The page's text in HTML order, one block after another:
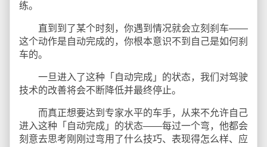
练。
直到到了某个时刻，你遇到情况就会立刻刹车——
这个动作是自动完成的，你根本意识不到自己是如何刹
车的。
一旦进入了这种「自动完成」的状态，我们对驾驶
技术的改善将会不断降低并最终停止。
而真正想要达到专家水平的车手，从来不允许自己
进入这种「自动完成」的状态——每过一个弯，他都会
刻意去思考刚刚过弯用了什么技巧、表现得怎么样、应